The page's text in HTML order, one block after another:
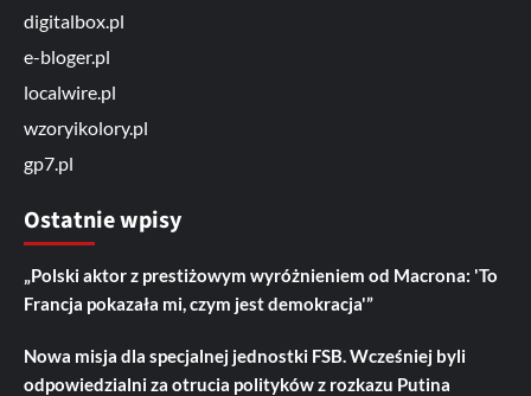
digitalbox.pl
e-bloger.pl
localwire.pl
wzoryikolory.pl
gp7.pl
Ostatnie wpisy
„Polski aktor z prestiżowym wyróżnieniem od Macrona: 'To
Francja pokazała mi, czym jest demokracja'”
Nowa misja dla specjalnej jednostki FSB. Wcześniej byli
odpowiedzialni za otrucia polityków z rozkazu Putina